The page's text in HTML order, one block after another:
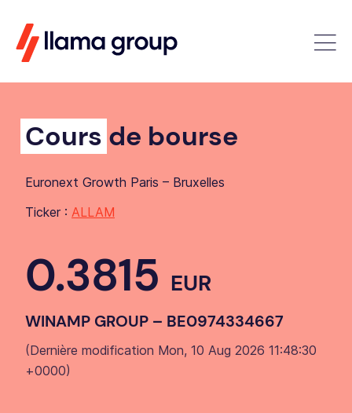
Cours de bourse
Euronext Growth Paris – Bruxelles
Ticker : ALLAM
0.3815 EUR
WINAMP GROUP – BE0974334667
(Dernière modification Mon, 10 Aug 2026 11:48:30
+0000)